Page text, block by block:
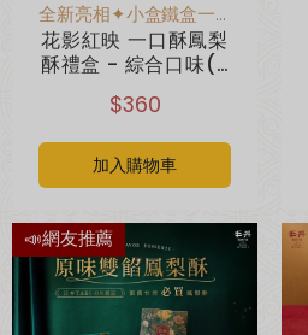
全新亮相✦小盒鐵盒一口鳳梨酥
花影紅映 一口酥鳳梨
酥禮盒 - 綜合口味(8
入)(附提袋)
$360
加入購物車
📣網友推薦